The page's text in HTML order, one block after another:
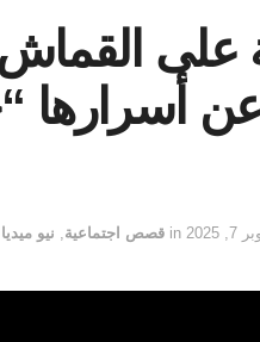
على
عن
2025
in قصص اجتماعية نيو ميديا